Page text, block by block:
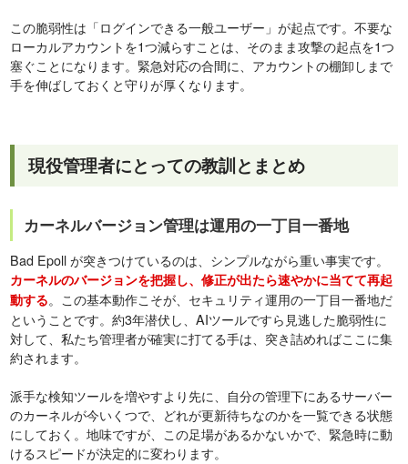
この脆弱性は「ログインできる一般ユーザー」が起点です。不要な
ローカルアカウントを1つ減らすことは、そのまま攻撃の起点を1つ
塞ぐことになります。緊急対応の合間に、アカウントの棚卸しまで
手を伸ばしておくと守りが厚くなります。
現役管理者にとっての教訓とまとめ
カーネルバージョン管理は運用の一丁目一番地
Bad Epoll が突きつけているのは、シンプルながら重い事実です。
カーネルのバージョンを把握し、修正が出たら速やかに当てて再起
動する。この基本動作こそが、セキュリティ運用の一丁目一番地だ
ということです。約3年潜伏し、AIツールですら見逃した脆弱性に
対して、私たち管理者が確実に打てる手は、突き詰めればここに集
約されます。
派手な検知ツールを増やすより先に、自分の管理下にあるサーバー
のカーネルが今いくつで、どれが更新待ちなのかを一覧できる状態
にしておく。地味ですが、この足場があるかないかで、緊急時に動
けるスピードが決定的に変わります。